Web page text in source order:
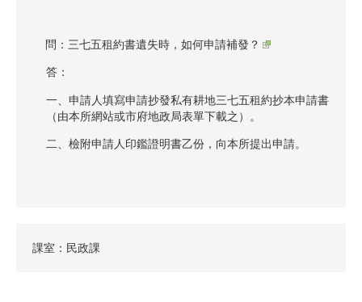
問：三七五租約書遺失時，如何申請補發？
答：
一、申請人填寫申請抄發私有耕地三七五租約抄本申請書
（由本所網站或市府地政局表單下載之）。
二、檢附申請人印鑑證明書乙份，向本所提出申請。
課室：民政課